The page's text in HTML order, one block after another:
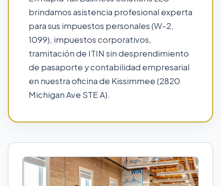
brindamos asistencia profesional experta
para sus impuestos personales (W-2,
1099), impuestos corporativos,
tramitación de ITIN sin desprendimiento
de pasaporte y contabilidad empresarial
en nuestra oficina de Kissimmee (2820
Michigan Ave STE A).